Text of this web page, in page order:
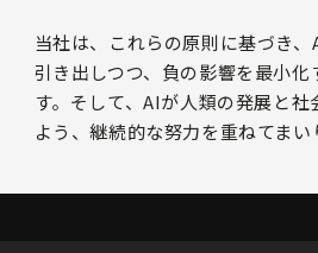
当社は、これらの原則に基づき
引き出しつつ、負の影響を最小化
す。そして、AIが人類の発展と
よう、継続的な努力を重ねてまい